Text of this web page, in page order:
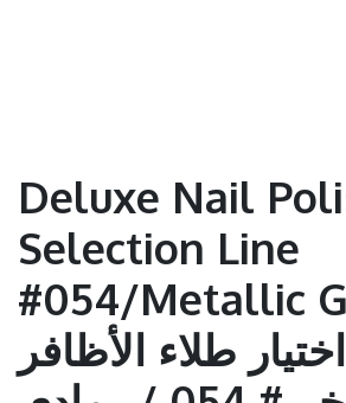
Deluxe Nail
Selection Line
#054/Metallic
طلاء الأظافر